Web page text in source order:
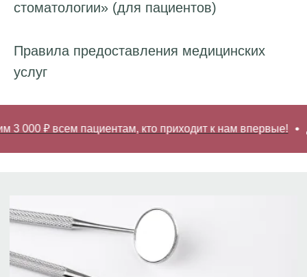
стоматологии» (для пациентов)
Правила предоставления медицинских
услуг
₽ всем пациентам, кто приходит к нам впервые!